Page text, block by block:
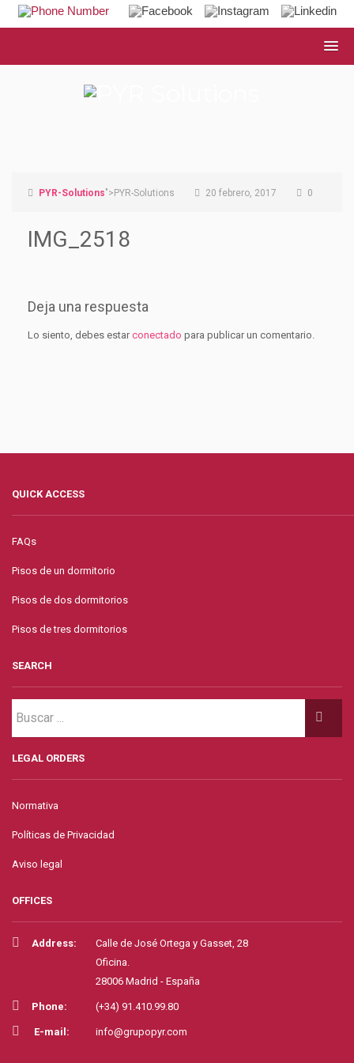
PYR-Solutions">PYR-Solutions 20 febrero, 2017 0
IMG_2518
Deja una respuesta
Lo siento, debes estarconectado para publicar un comentario.
QUICK ACCESS
FAQs
Pisos de un dormitorio
Pisos de dos dormitorios
Pisos de tres dormitorios
SEARCH
LEGAL ORDERS
Normativa
Políticas de Privacidad
Aviso legal
OFFICES
Address:
Calle de José Ortega y Gasset, 28
Oficina.
28006 Madrid - España
Phone: (+34) 91.410.99.80
E-mail: info@grupopyr.com